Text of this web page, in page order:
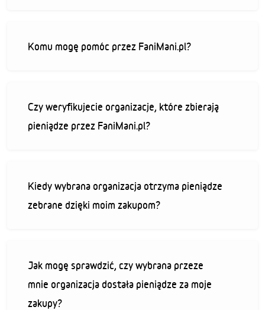
Komu mogę pomóc przez FaniMani.pl?
Czy weryfikujecie organizacje, które zbierają
pieniądze przez FaniMani.pl?
Kiedy wybrana organizacja otrzyma pieniądze
zebrane dzięki moim zakupom?
Jak mogę sprawdzić, czy wybrana przeze
mnie organizacja dostała pieniądze za moje
zakupy?